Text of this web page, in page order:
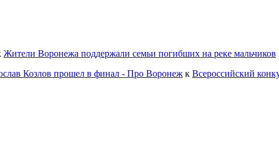
Жители Воронежа поддержали семьи погибших на реке мальчиков
Козлов прошел в финал - Про Воронеж к Всероссийский